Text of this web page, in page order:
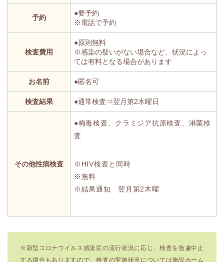
予約
●要予約
※電話で予約
検査費用
●原則無料
※感染の疑いがない場合など、状況によっ
ては有料となる場合があります
お名前 ●匿名可
検査結果 ●通常検査⇒翌月第2木曜日
その他性病検査
●梅毒検査、クラミジア抗原検査、淋菌検
査
※HIV検査と同時
※無料
※結果通知 翌月第2木曜
※新型コロナウイルス感染症の流行状況に応じ、検査を急遽中止
する場合もありますので、検査の実施状況については施設ホーム